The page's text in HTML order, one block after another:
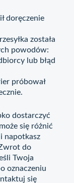
doręczenie
została
powodów:
lub błąd
próbował
dostarczyć
może się różnić
napotkasz
do
Twoja
oznaczeniu
się